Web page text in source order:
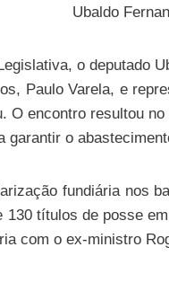
Ubaldo
o deputado
Paulo Varela, e
O encontro resultou
garantir o
fundiária nos
130 títulos de posse
com o ex-ministro